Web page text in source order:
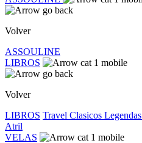
Volver
ASSOULINE
LIBROS
Volver
LIBROS Travel Clasicos Legendas
Atril
VELAS